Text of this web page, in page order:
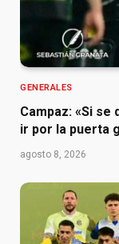
GENERALES
Campaz: «Si se
ir por la puerta
agosto 8, 2026